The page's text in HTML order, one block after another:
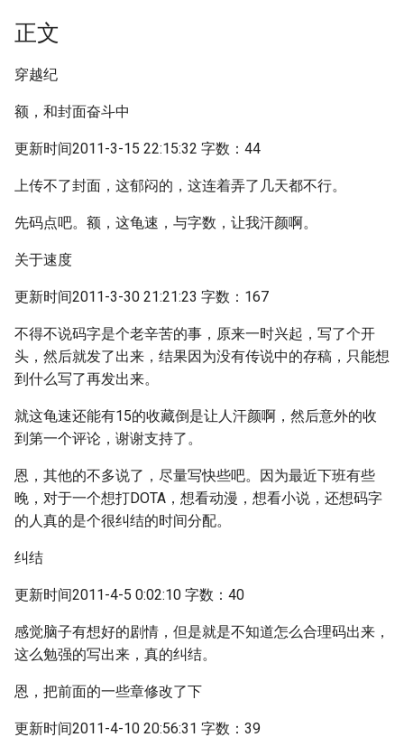
正文
穿越纪
额，和封面奋斗中
更新时间2011-3-15 22:15:32 字数：44
上传不了封面，这郁闷的，这连着弄了几天都不行。
先码点吧。额，这龟速，与字数，让我汗颜啊。
关于速度
更新时间2011-3-30 21:21:23 字数：167
不得不说码字是个老辛苦的事，原来一时兴起，写了个开
头，然后就发了出来，结果因为没有传说中的存稿，只能想
到什么写了再发出来。
就这龟速还能有15的收藏倒是让人汗颜啊，然后意外的收
到第一个评论，谢谢支持了。
恩，其他的不多说了，尽量写快些吧。因为最近下班有些
晚，对于一个想打DOTA，想看动漫，想看小说，还想码字
的人真的是个很纠结的时间分配。
纠结
更新时间2011-4-5 0:02:10 字数：40
感觉脑子有想好的剧情，但是就是不知道怎么合理码出来，
这么勉强的写出来，真的纠结。
恩，把前面的一些章修改了下
更新时间2011-4-10 20:56:31 字数：39